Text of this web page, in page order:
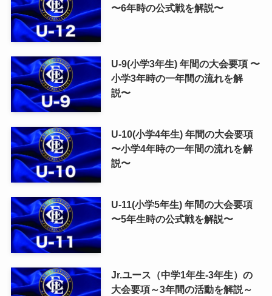
〜6年時の公式戦を解説〜
U-9(小学3年生) 年間の大会要項 〜
小学3年時の一年間の流れを解
説〜
U-10(小学4年生) 年間の大会要項
〜小学4年時の一年間の流れを解
説〜
U-11(小学5年生) 年間の大会要項
〜5年生時の公式戦を解説〜
Jr.ユース（中学1年生-3年生）の
大会要項～3年間の活動を解説～